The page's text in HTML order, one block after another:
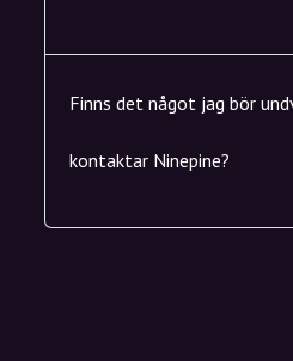
Finns det något jag bör
kontaktar Ninepine?